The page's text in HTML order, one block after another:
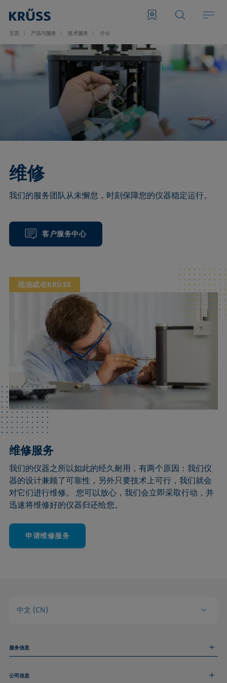
主页 产品与服务 技术服务 维修
维修
我们的服务团队从未懈怠，时刻保障您的仪器稳定运行。
客户服务中心
现场或在KRÜSS
维修服务
我们的仪器之所以如此的经久耐用，有两个原因：我们仪
器的设计兼顾了可靠性，另外只要技术上可行，我们就会
对它们进行维修。 您可以放心，我们会立即采取行动，并
迅速将维修好的仪器归还给您。
申请维修服务
中文 (CN)
服务信息
技术服务
公司信息